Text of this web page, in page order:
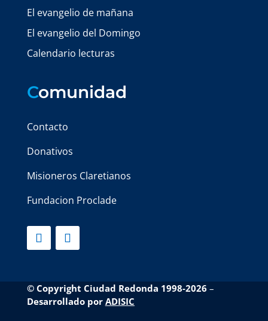
El evangelio de mañana
El evangelio del Domingo
Calendario lecturas
Comunidad
Contacto
Donativos
Misioneros Claretianos
Fundacion Proclade
© Copyright Ciudad Redonda 1998-2026 –
Desarrollado por ADISIC